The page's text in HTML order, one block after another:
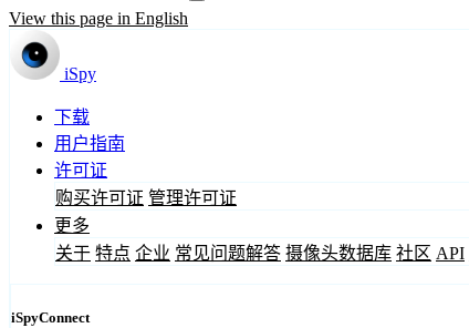
View this page in English
iSpy
下载
用户指南
许可证
购买许可证 管理许可证
更多
关于 特点 企业 常见问题解答 摄像头数据库 社区 API
iSpyConnect